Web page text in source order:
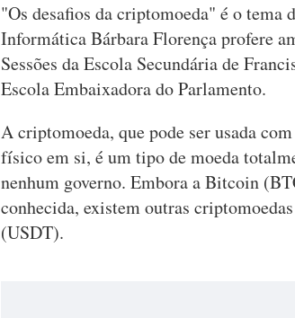
"Os desafios da criptomoeda" é o tema
Informática Bárbara Florença profere
Sessões da Escola Secundária de
Escola Embaixadora do Parlamento.
A criptomoeda, que pode ser usada
físico em si, é um tipo de moeda
nenhum governo. Embora a Bitcoin
conhecida, existem outras
(USDT).